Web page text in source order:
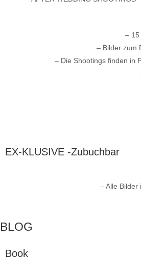
– 15
– Bilder zum
– Die Shootings finden in
EX-KLUSIVE -zubuchbar
– Alle Bilder
BLOG
Book